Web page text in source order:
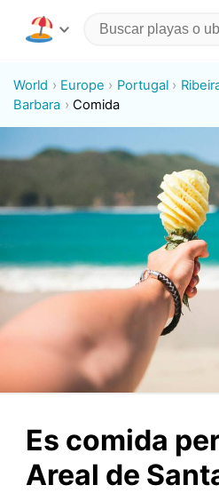
World Europe Portugal
Barbara
Comida
Es comida
Areal de